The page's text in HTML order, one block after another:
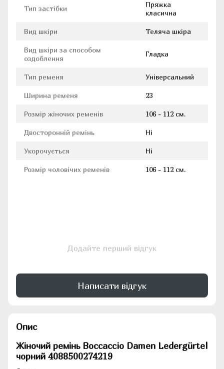
Тип застібки
Пряжка
класична
Вид шкіри Теляча шкіра
Вид шкіри за способом
оздоблення
Гладка
Тип ременя Універсальний
Ширина ременя 23
Розмір жіночих ременів 106 - 112 см.
Двосторонній ремінь Ні
Укорочується Ні
Розмір чоловічих ременів 106 - 112 см.
Додайте перший відгук
Написати відгук
Опис
Жіночий ремінь Boccaccio Damen Ledergürtel
чорний 4088500274219